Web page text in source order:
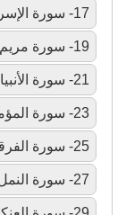
17- سورة الإسراء
19- سورة مريم
21- سورة الأنبياء
23- سورة المؤمنون
25- سورة الفرقان
27- سورة النمل